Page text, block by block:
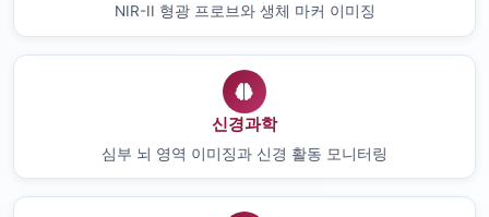
NIR-II 형광 프로브와 생체 마커 이미징
신경과학
심부 뇌 영역 이미징과 신경 활동 모니터링